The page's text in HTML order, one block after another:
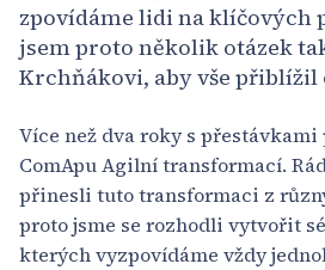
zpovídáme lidi na klíčových
jsem proto několik otázek
Krchňákovi, aby vše přiblížil
Více než dva roky s
ComApu Agilní transformací.
přinesli tuto transformaci z
proto jsme se rozhodli vytvořit
kterých vyzpovídáme vždy